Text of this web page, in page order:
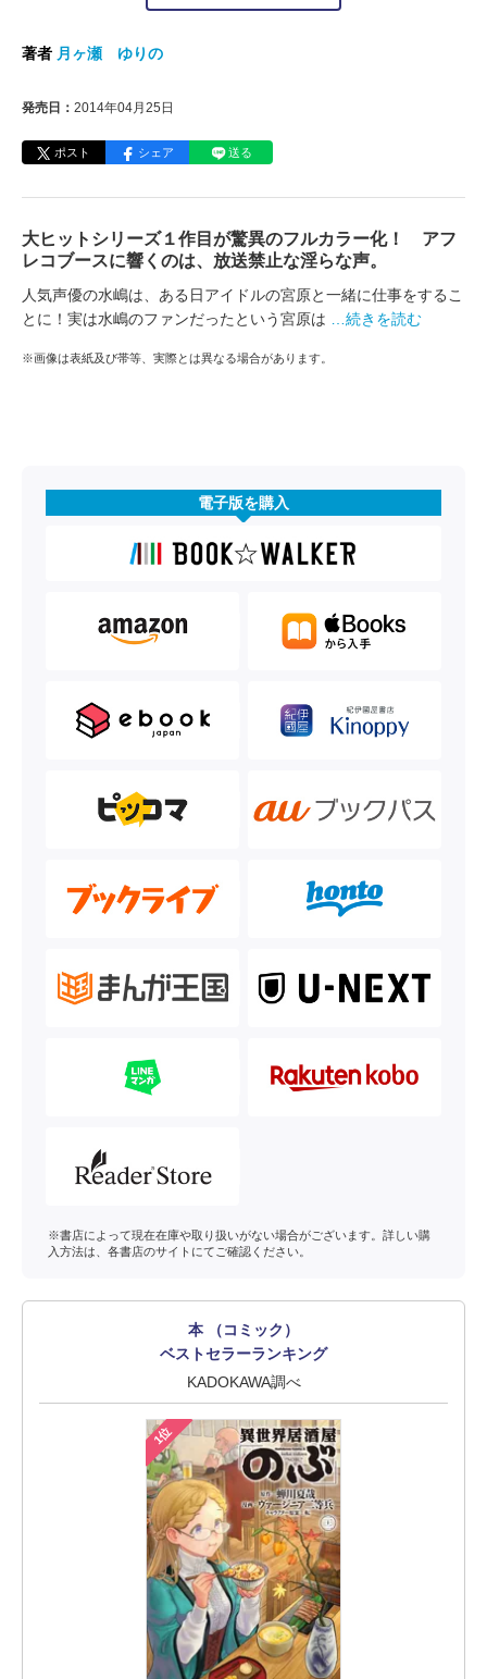
著者 月ヶ瀬 ゆりの
発売日： 2014年04月25日
ポスト シェア 送る
大ヒットシリーズ１作目が驚異のフルカラー化！ アフ
レコブースに響くのは、放送禁止な淫らな声。
人気声優の水嶋は、ある日アイドルの宮原と一緒に仕事をするこ
とに！実は水嶋のファンだったという宮原は
…続きを読む
※画像は表紙及び帯等、実際とは異なる場合があります。
電子版を購入
※書店によって現在在庫や取り扱いがない場合がございます。詳しい購
入方法は、各書店のサイトにてご確認ください。
本 （コミック）
ベストセラーランキング
KADOKAWA調べ
1位